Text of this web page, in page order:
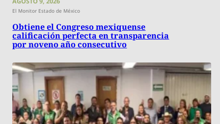
El Monitor Estado de México
Obtiene el Congreso mexiquense
calificación perfecta en transparencia
por noveno año consecutivo